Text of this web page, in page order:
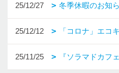
25/12/27 冬季休暇のお知
25/12/12 「コロナ」エコ
25/11/25 『ソラマドカフ